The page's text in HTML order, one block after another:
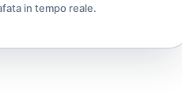
in tempo reale.